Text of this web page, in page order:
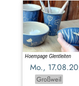
Mo.,
Großweil